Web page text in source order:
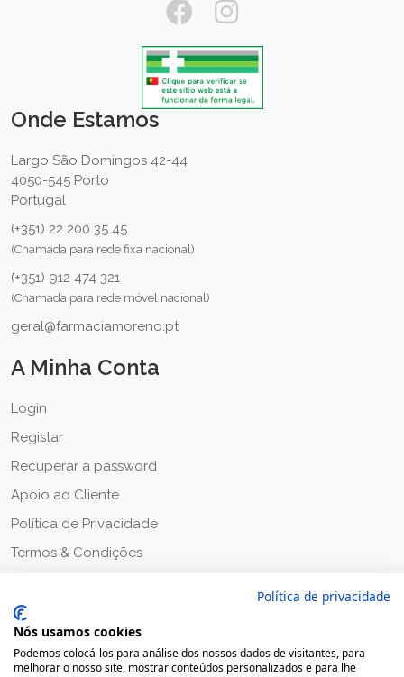
Onde Estamos
Largo São Domingos 42-44
4050-545 Porto
Portugal
(+351) 22 200 35 45
(Chamada para rede fixa nacional)
(+351) 912 474 321
(Chamada para rede móvel nacional)
geral@farmaciamoreno.pt
A Minha Conta
Login
Registar
Recuperar a password
Apoio ao Cliente
Política de Privacidade
Termos & Condições
Política de privacidade
Nós usamos cookies
Podemos colocá-los para análise dos nossos dados de visitantes, para
melhorar o nosso site, mostrar conteúdos personalizados e para lhe